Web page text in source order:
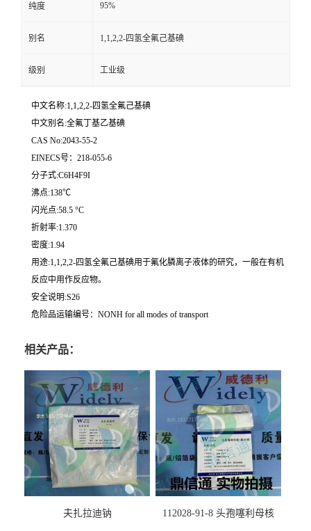
纯度 95%
别名 1,1,2,2-四氢全氟己基碘
级别 工业级
中文名称:1,1,2,2-四氢全氟己基碘
中文别名:全氟丁基乙基碘
CAS No:2043-55-2
EINECS号：218-055-6
分子式:C6H4F9I
沸点:138℃
闪光点:58.5 °C
折射率:1.370
密度:1.94
用途:1,1,2,2-四氢全氟己基碘用于氟化膦离子液体的研究，一般在有机
反应中用作反应物。
安全说明:S26
危险品运输编号：NONH for all modes of transport
相关产品：
夫扎拉迪钠
112028-91-8 头孢噻利母核